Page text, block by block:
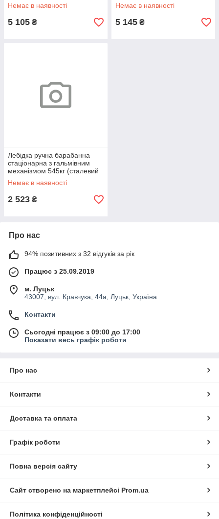
D520G-2
Немає в наявності
5 105 ₴
Немає в наявності
5 145 ₴
Лебідка ручна барабанна
стаціонарна з гальмівним
механізмом 545кг (сталевий
трос) FORSAGE F-WC06-
512G-2
Немає в наявності
2 523 ₴
Про нас
94% позитивних з 32 відгуків за рік
Працює з 25.09.2019
м. Луцьк
43007, вул. Кравчука, 44а, Луцьк, Україна
Контакти
Сьогодні працює з 09:00 до 17:00
Показати весь графік роботи
Про нас
Контакти
Доставка та оплата
Графік роботи
Повна версія сайту
Сайт створено на маркетплейсі Prom.ua
Політика конфіденційності